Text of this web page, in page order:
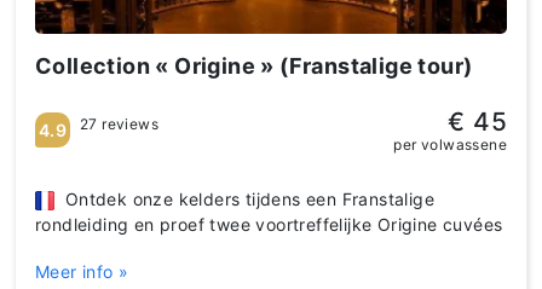
Collection « Origine » (Franstalige tour)
Ontdek onze kelders tijdens een Franstalige
rondleiding en proef twee voortreffelijke Origine cuvées
Meer info »
4.9 27 reviews € 45
per volwassene